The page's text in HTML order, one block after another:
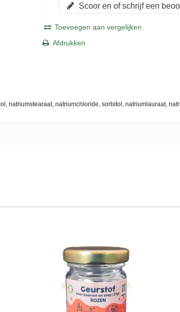
Scoor en of schrijf een
Toevoegen aan vergelijken
Afdrukken
natriumstearaat, natriumchloride, sorbitol, natriumlauraat,